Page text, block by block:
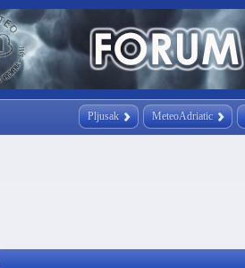
Pljusak MeteoAdriatic